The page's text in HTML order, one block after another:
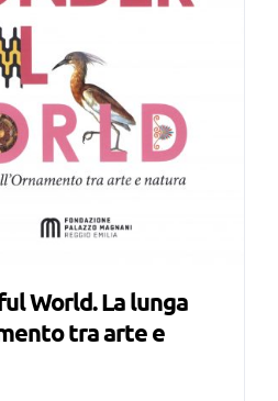
World. La lunga
tra arte e